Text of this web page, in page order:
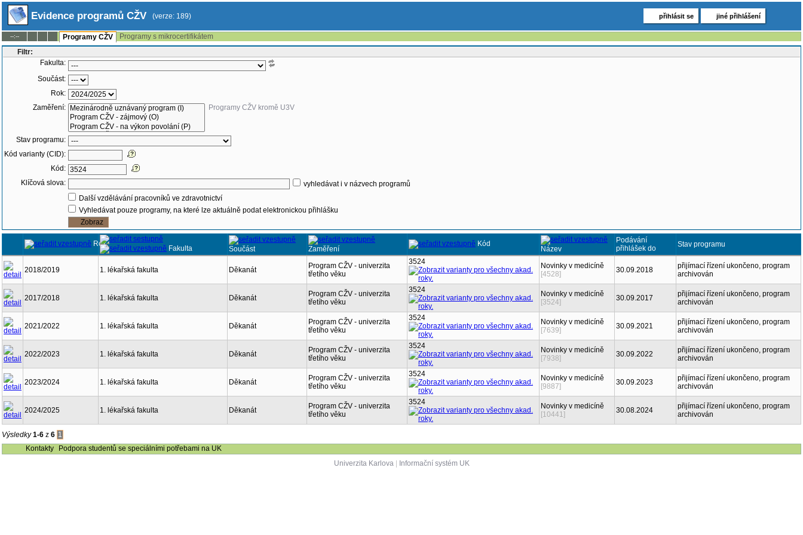
Evidence programů CŽV (verze: 189) přihlásit se jiné přihlášení
--:-- Programy CŽV
Programy s mikrocertifikátem
Filtr:
Fakulta:
Součást:
Rok:
Zaměření:
Programy CŽV kromě U3V
Stav programu:
Kód varianty (CID):
Kód:
Klíčová slova:
vyhledávat i v názvech programů
Další vzdělávání pracovníků ve zdravotnictví
Vyhledávat pouze programy, na které lze aktuálně podat elektronickou přihlášku
Rok
Fakulta Součást Zaměření
Kód
Název
Podávání
přihlášek do
Stav programu
2018/2019 1. lékařská fakulta Děkanát
Program CŽV - univerzita
třetího věku
3524
Novinky v medicíně
[4528]
30.09.2018
přijímací řízení ukončeno, program
archivován
2017/2018 1. lékařská fakulta Děkanát
Program CŽV - univerzita
třetího věku
3524
Novinky v medicíně
[3524]
30.09.2017
přijímací řízení ukončeno, program
archivován
2021/2022 1. lékařská fakulta Děkanát
Program CŽV - univerzita
třetího věku
3524
Novinky v medicíně
[7639]
30.09.2021
přijímací řízení ukončeno, program
archivován
2022/2023 1. lékařská fakulta Děkanát
Program CŽV - univerzita
třetího věku
3524
Novinky v medicíně
[7938]
30.09.2022
přijímací řízení ukončeno, program
archivován
2023/2024 1. lékařská fakulta Děkanát
Program CŽV - univerzita
třetího věku
3524
Novinky v medicíně
[9887]
30.09.2023
přijímací řízení ukončeno, program
archivován
2024/2025 1. lékařská fakulta Děkanát
Program CŽV - univerzita
třetího věku
3524
Novinky v medicíně
[10441]
30.08.2024
přijímací řízení ukončeno, program
archivován
Výsledky1-6 z 6 1
Kontakty
Podpora studentů se speciálními potřebami na UK
Univerzita Karlova| Informační systém UK